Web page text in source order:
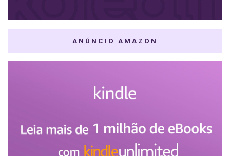
ANÚNCIO AMAZON